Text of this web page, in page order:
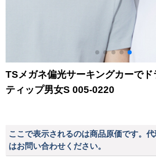
TSメガネ偏光サーキングカーで
ティップ男女S 005-0220
ここで表示されるのは商品原価です。
はお問い合わせください。